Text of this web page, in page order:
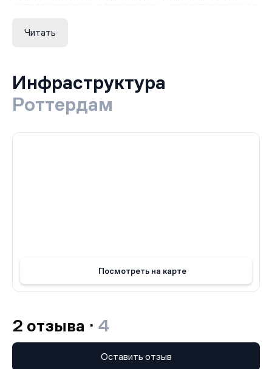
Квартиры в ЖК Роттердам отличаются высоким
уникальная возможность насладиться преимуществами
современного образа жизни. На территории комплекса
предусмотрены многочисленные объекты
детские сады, рестораны и магазины. Кроме того,
Читать
Инфраструктура
Роттердам
Посмотреть на карте
2 отзыва · 4
Оставить отзыв